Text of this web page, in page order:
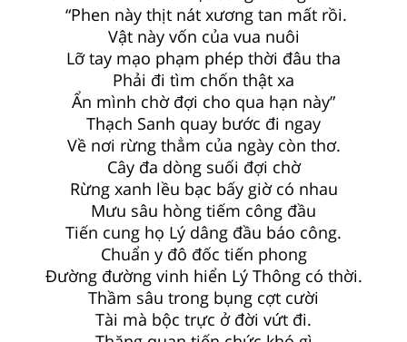
“Phen này thịt nát xương tan mất rồi.
Vật này vốn của vua nuôi
Lỡ tay mạo phạm phép thời đâu tha
Phải đi tìm chốn thật xa
Ẩn mình chờ đợi cho qua hạn này”
Thạch Sanh quay bước đi ngay
Về nơi rừng thẳm của ngày còn thơ.
Cây đa dòng suối đợi chờ
Rừng xanh lều bạc bấy giờ có nhau
Mưu sâu hòng tiếm công đầu
Tiến cung họ Lý dâng đầu báo công.
Chuẩn y đô đốc tiến phong
Đường đường vinh hiển Lý Thông có thời.
Thầm sâu trong bụng cợt cười
Tài mà bộc trực ở đời vứt đi.